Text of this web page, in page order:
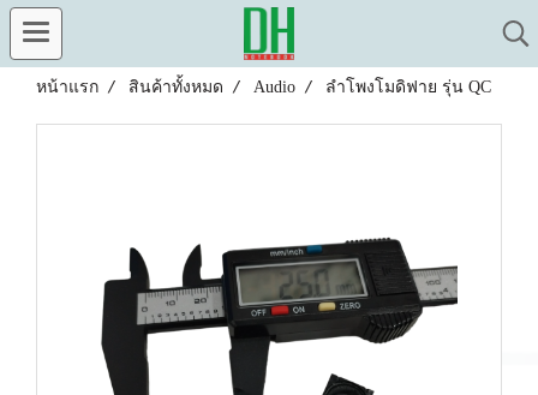
หน้าแรก สินค้าทั้งหมด Audio ลำโพงโมดิฟาย รุ่น QC